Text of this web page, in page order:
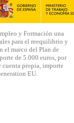
y Formación una
para el reequilibrio y
el marco del Plan de
de 5.000 euros, por
cuenta propia, importe
EU.